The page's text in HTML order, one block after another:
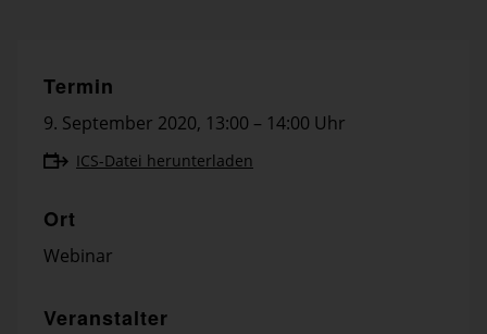
Termin
9. September 2020, 13:00 – 14:00 Uhr
ICS-Datei herunterladen
Ort
Webinar
Veranstalter